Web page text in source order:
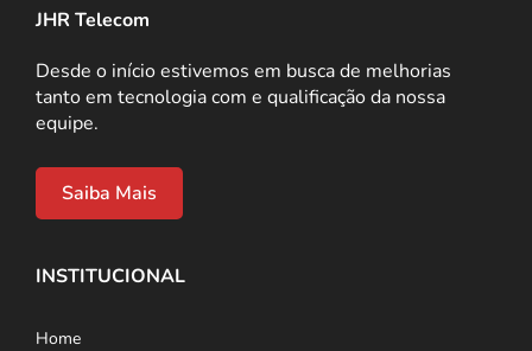
JHR Telecom
Desde o início estivemos em busca de melhorias
tanto em tecnologia com e qualificação da nossa
equipe.
Saiba Mais
INSTITUCIONAL
Home